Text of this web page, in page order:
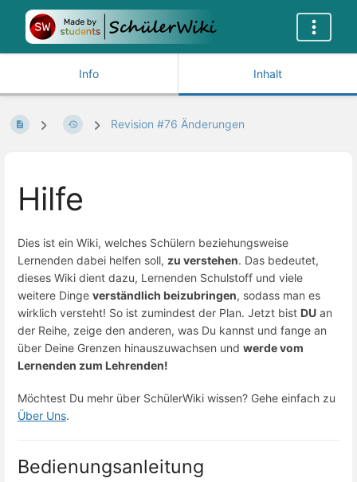
Info Inhalt
Revision #76 Änderungen
Hilfe
Dies ist ein Wiki, welches Schülern beziehungsweise
Lernenden dabei helfen soll, zu verstehen. Das bedeutet,
dieses Wiki dient dazu, Lernenden Schulstoff und viele
weitere Dinge verständlich beizubringen, sodass man es
wirklich versteht! So ist zumindest der Plan. Jetzt bist DU an
der Reihe, zeige den anderen, was Du kannst und fange an
über Deine Grenzen hinauszuwachsen und werde vom
Lernenden zum Lehrenden!
Möchtest Du mehr über SchülerWiki wissen? Gehe einfach zu
Über Uns.
Bedienungsanleitung